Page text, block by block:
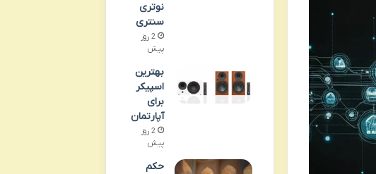
نوتری
سنتری
2 روز
پیش
بهترین
اسپیکر
برای
آپارتمان
2 روز
پیش
حکم